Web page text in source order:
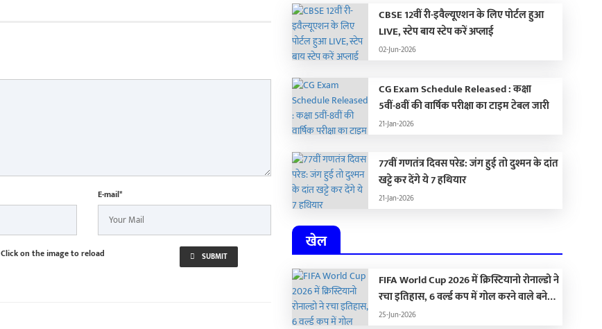
E-mail*
Click on the image to reload SUBMIT
CBSE 12वीं री-इवैल्यूएशन के लिए पोर्टल हुआ
LIVE, स्टेप बाय स्टेप करें अप्लाई
02-Jun-2026
CG Exam Schedule Released : कक्षा
5वीं-8वीं की वार्षिक परीक्षा का टाइम टेबल जारी
21-Jan-2026
77वीं गणतंत्र दिवस परेड: जंग हुई तो दुश्मन के दांत
खट्टे कर देंगे ये 7 हथियार
21-Jan-2026
खेल
FIFA World Cup 2026 में क्रिस्टियानो रोनाल्डो ने
रचा इतिहास, 6 वर्ल्ड कप में गोल करने वाले बने
पहले खिलाड़ी, आलोचकों को यूं किया शांत
25-Jun-2026